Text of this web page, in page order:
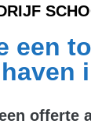
een
offerte